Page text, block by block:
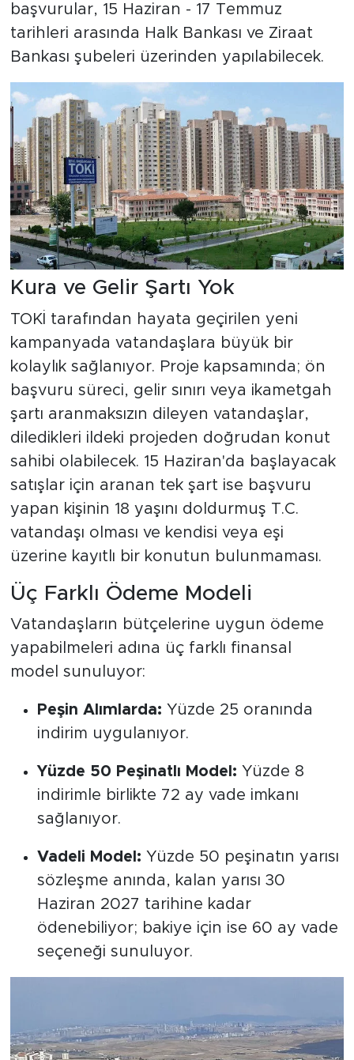
başvurular, 15 Haziran - 17 Temmuz
tarihleri arasında Halk Bankası ve Ziraat
Bankası şubeleri üzerinden yapılabilecek.
Kura ve Gelir Şartı Yok
TOKİ tarafından hayata geçirilen yeni
kampanyada vatandaşlara büyük bir
kolaylık sağlanıyor. Proje kapsamında; ön
başvuru süreci, gelir sınırı veya ikametgah
şartı aranmaksızın dileyen vatandaşlar,
diledikleri ildeki projeden doğrudan konut
sahibi olabilecek. 15 Haziran'da başlayacak
satışlar için aranan tek şart ise başvuru
yapan kişinin 18 yaşını doldurmuş T.C.
vatandaşı olması ve kendisi veya eşi
üzerine kayıtlı bir konutun bulunmaması.
Üç Farklı Ödeme Modeli
Vatandaşların bütçelerine uygun ödeme
yapabilmeleri adına üç farklı finansal
model sunuluyor:
Peşin Alımlarda: Yüzde 25 oranında
indirim uygulanıyor.
Yüzde 50 Peşinatlı Model: Yüzde 8
indirimle birlikte 72 ay vade imkanı
sağlanıyor.
Vadeli Model: Yüzde 50 peşinatın yarısı
sözleşme anında, kalan yarısı 30
Haziran 2027 tarihine kadar
ödenebiliyor; bakiye için ise 60 ay vade
seçeneği sunuluyor.